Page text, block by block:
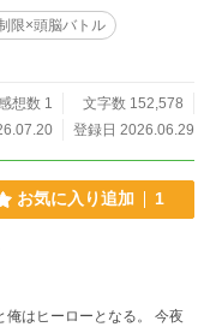
限×頭脳バトル
想数 1
文字数 152,578
登録日 2026.06.29
お気に入り追加 1
はヒーローとなる。 今夜